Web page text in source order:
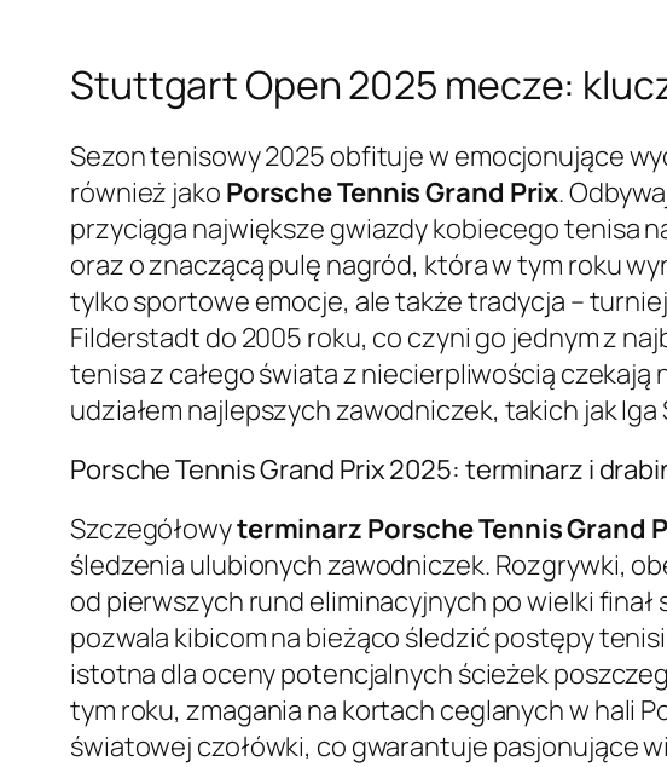
Stuttgart Open 2025 mecze:
Sezon tenisowy 2025 obfituje w emocjonujące
również jako Porsche Tennis Grand Prix.
przyciąga największe gwiazdy kobiecego tenisa
oraz o znaczącą pulę nagród, która w tym roku
tylko sportowe emocje, ale także tradycja –
Filderstadt do 2005 roku, co czyni go jednym z
tenisa z całego świata z niecierpliwością czekają
udziałem najlepszych zawodniczek, takich jak Iga
Porsche Tennis Grand Prix 2025: terminarz i
Szczegółowyterminarz Porsche Tennis Grand
śledzenia ulubionych zawodniczek. Rozgrywki,
od pierwszych rund eliminacyjnych po wielki finał
pozwala kibicom na bieżąco śledzić postępy
istotna dla oceny potencjalnych ścieżek
tym roku, zmagania na kortach ceglanych w hali
światowej czołówki, co gwarantuje pasjonujące